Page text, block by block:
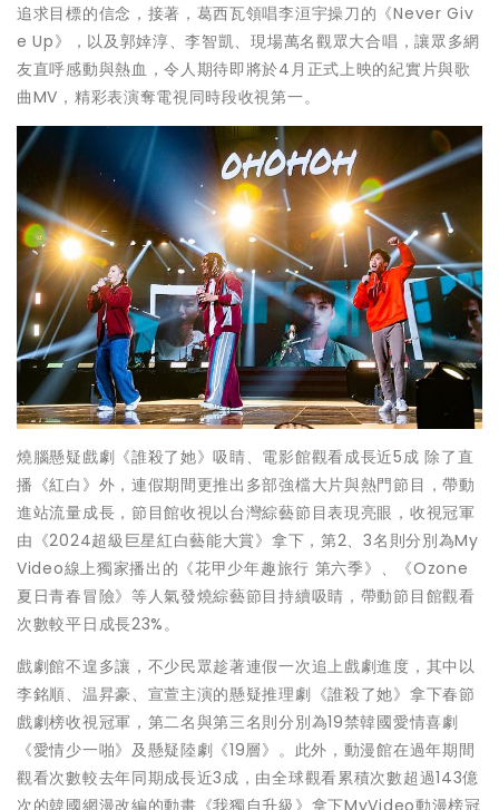
追求目標的信念，接著，葛西瓦領唱李洹宇操刀的《Never Giv
e Up》，以及郭婞淳、李智凱、現場萬名觀眾大合唱，讓眾多網
友直呼感動與熱血，令人期待即將於4月正式上映的紀實片與歌
曲MV，精彩表演奪電視同時段收視第一。
燒腦懸疑戲劇《誰殺了她》吸睛、電影館觀看成長近5成 除了直
播《紅白》外，連假期間更推出多部強檔大片與熱門節目，帶動
進站流量成長，節目館收視以台灣綜藝節目表現亮眼，收視冠軍
由《2024超級巨星紅白藝能大賞》拿下，第2、3名則分別為My
Video線上獨家播出的《花甲少年趣旅行 第六季》、《Ozone
夏日青春冒險》等人氣發燒綜藝節目持續吸睛，帶動節目館觀看
次數較平日成長23%。
戲劇館不遑多讓，不少民眾趁著連假一次追上戲劇進度，其中以
李銘順、温昇豪、宣萱主演的懸疑推理劇《誰殺了她》拿下春節
戲劇榜收視冠軍，第二名與第三名則分別為19禁韓國愛情喜劇
《愛情少一啪》及懸疑陸劇《19層》。此外，動漫館在過年期間
觀看次數較去年同期成長近3成，由全球觀看累積次數超過143億
次的韓國網漫改編的動畫《我獨自升級》拿下MyVideo動漫榜冠